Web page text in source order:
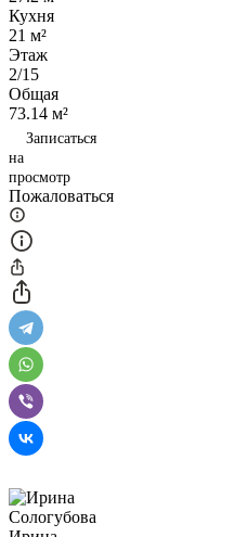
Кухня
21 м²
Этаж
2/15
Общая
73.14 м²
Записаться
на
просмотр
Пожаловаться